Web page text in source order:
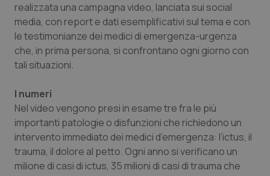
Puglia
Sardegna
Toscana
Umbria
Malattie rare
Malattia di Crohn & Rettocolite Ulcerosa
Obesità
Oftalmologia
realizzata una campagna video, lanciata sui social
media, con report e dati esemplificativi sul tema e con
le testimonianze dei medici di emergenza-urgenza
che, in prima persona, si confrontano ogni giorno con
tali situazioni.
I numeri
Nel video vengono presi in esame tre fra le più
importanti patologie o disfunzioni che richiedono un
intervento immediato dei medici d’emergenza: l’ictus, il
trauma, il dolore al petto. Ogni anno si verificano un
milione di casi di ictus, 35 milioni di casi di trauma che